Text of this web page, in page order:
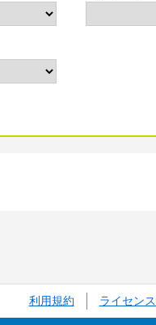
利用規約 ライセン